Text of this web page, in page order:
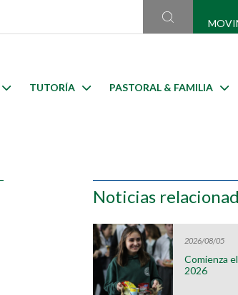
TUTORÍA PASTORAL & FAMILIA
Noticias
2026/08/05
Comienza
2026